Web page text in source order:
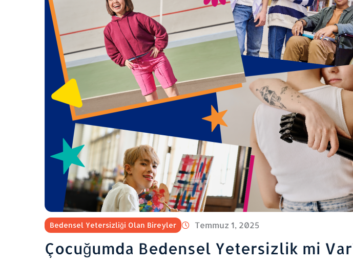
Bedensel Yetersizliği Olan Bireyler Temmuz 1, 2025
Çocuğumda Bedensel Yetersizlik mi